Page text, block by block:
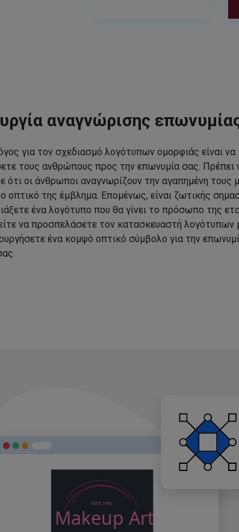
αναγνώρισης
για τον σχεδιασμό λογότυπων ομορφιάς είναι να
τους ανθρώπους προς την επωνυμία σας. Πρέπει
ότι οι άνθρωποι αναγνωρίζουν την αγαπημένη τους
οπτικό της έμβλημα. Επομένως, είναι ζωτικής
ένα λογότυπο που θα γίνει το πρόσωπο της
να προσπελάσετε τον κατασκευαστή λογότυπων
ένα κομψό οπτικό σύμβολο για την